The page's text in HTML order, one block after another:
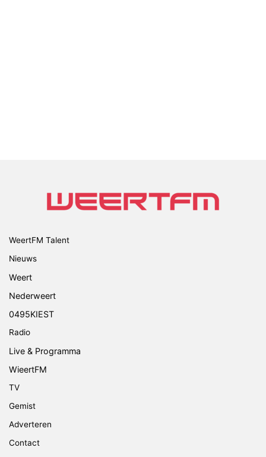
WeertFM Talent
Nieuws
Weert
Nederweert
0495KIEST
Radio
Live & Programma
WieertFM
TV
Gemist
Adverteren
Contact